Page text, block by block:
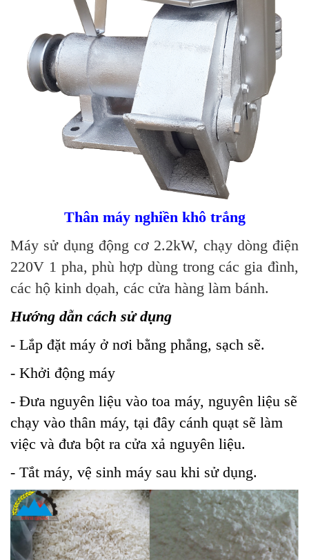
Thân máy nghiền khô trắng
Máy sử dụng động cơ 2.2kW, chạy dòng điện
220V 1 pha, phù hợp dùng trong các gia đình,
các hộ kinh dọah, các cửa hàng làm bánh.
Hướng dẫn cách sử dụng
- Lắp đặt máy ở nơi bằng phẳng, sạch sẽ.
- Khởi động máy
- Đưa nguyên liệu vào toa máy, nguyên liệu sẽ
chạy vào thân máy, tại đây cánh quạt sẽ làm
việc và đưa bột ra cửa xả nguyên liệu.
- Tắt máy, vệ sinh máy sau khi sử dụng.